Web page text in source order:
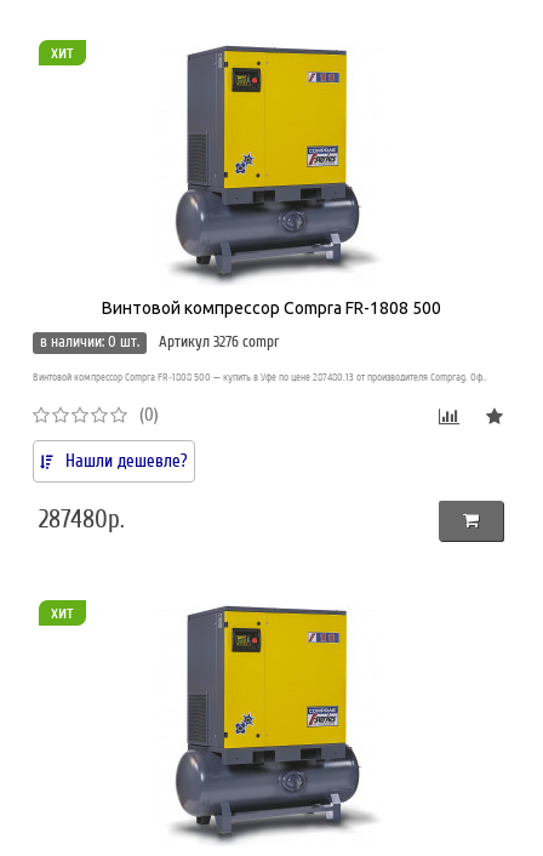
хит
Винтовой компрессор Compra FR-1808 500
в наличии: 0 шт.
Артикул 3276 compr
Винтовой компрессор Compra FR-1808 500 — купить в Уфе по цене 287480.13 от производителя Comprag. Оф..
(0)
Нашли дешевле?
287480р.
хит